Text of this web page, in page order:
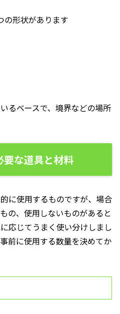
の形状があります
るベースで、境界などの場所
要な道具と材料
に使用するものですが、場合
の、使用しないものがあると
応じてうまく使い分けしまし
前に使用する数量を決めてか